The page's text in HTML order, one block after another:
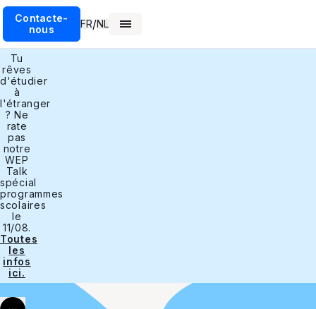
Contacte-
nous
FR/NL
Tu
rêves
d'étudier
à
l'étranger
? Ne
rate
pas
notre
WEP
Talk
spécial
programmes
scolaires
le
11/08.
Toutes
les
infos
ici.